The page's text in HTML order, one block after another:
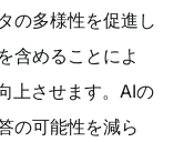
の多様性を促進し
含めることによ
上させます。AIの
の可能性を減ら